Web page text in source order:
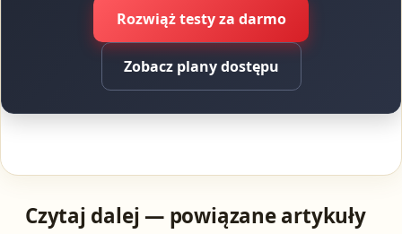
Rozwiąż testy za darmo
Zobacz plany dostępu
Czytaj dalej — powiązane artykuły